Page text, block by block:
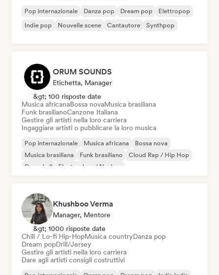
Pop internazionale Danza pop Dream pop
Elettropop
Indie pop
Nouvelle scene Cantautore Synthpop
ORUM SOUNDS
Etichetta, Manager
&gt; 100 risposte date
Musica africanaBossa novaMusica brasiliana
Funk brasilianoCanzone Italiana
Gestire gli artisti nella loro carriera
Ingaggiare artisti o pubblicare la loro musica
Pop internazionale Musica africana
Bossa nova
Musica brasiliana
Funk brasiliano
Cloud Rap / Hip Hop
Dancehall
Electro Jazz / Nu Jazz
Khushboo Verma
Manager, Mentore
&gt; 1000 risposte date
Chill / Lo-fi Hip-HopMusica countryDanza pop
Dream popDrill/Jersey
Gestire gli artisti nella loro carriera
Dare agli artisti consigli costruttivi